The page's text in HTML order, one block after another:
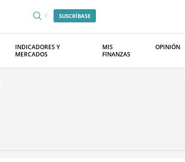
SUSCRÍBASE
INDICADORES Y
MERCADOS
MIS
FINANZAS
OPINIÓN